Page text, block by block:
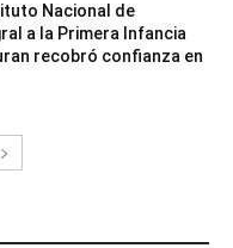
Nacional de
a la Primera Infancia
recobró confianza en